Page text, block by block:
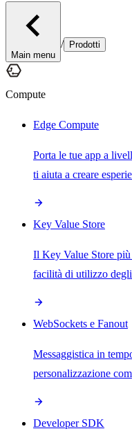
Main menu
/ Prodotti
Compute
Edge Compute
Porta le tue app a
ti aiuta a creare
Key Value Store
Il Key Value Store più
facilità di utilizzo degli
WebSockets e Fanout
Messaggistica in
personalizzazione
Developer SDK